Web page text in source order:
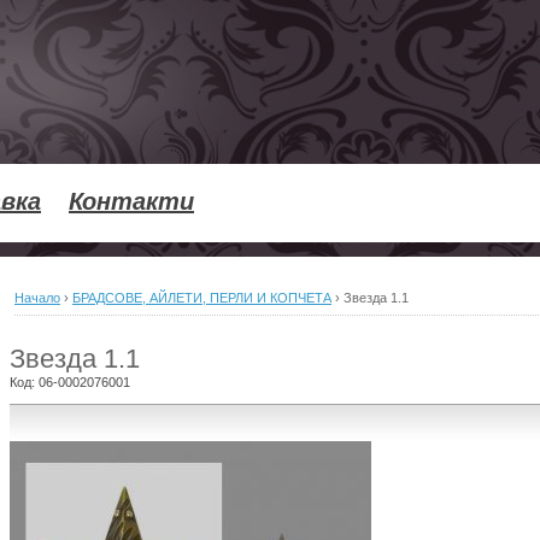
Контакти
Начало › БРАДСОВЕ, АЙЛЕТИ, ПЕРЛИ И КОПЧЕТА › Звезда 1.1
Звезда 1.1
Код: 06-0002076001